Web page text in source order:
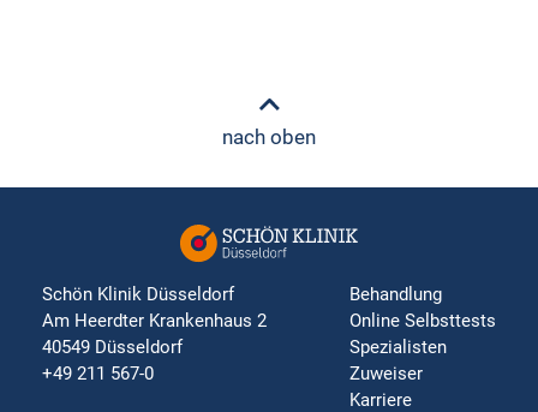
nach oben
Schön Klinik Düsseldorf
Am Heerdter Krankenhaus 2
40549 Düsseldorf
+49 211 567-0
Behandlung
Online Selbsttests
Spezialisten
Zuweiser
Karriere